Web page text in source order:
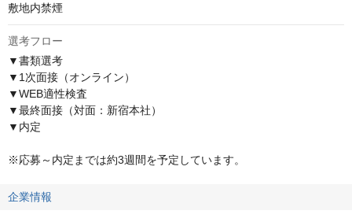
敷地内禁煙
選考フロー
▼書類選考
▼1次面接（オンライン）
▼WEB適性検査
▼最終面接（対面：新宿本社）
▼内定
※応募～内定までは約3週間を予定しています。
企業情報